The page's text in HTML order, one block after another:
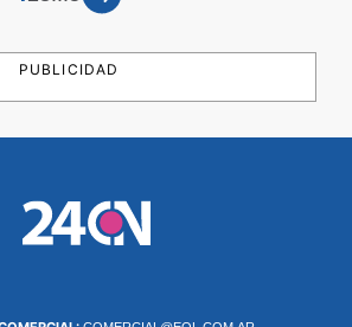
PUBLICIDAD